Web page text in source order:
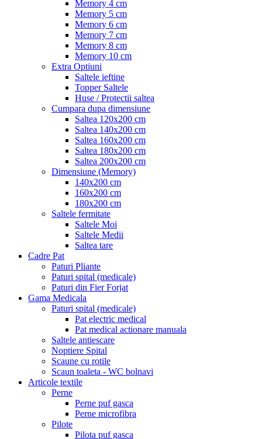
Memory 4 cm
Memory 5 cm
Memory 6 cm
Memory 7 cm
Memory 8 cm
Memory 10 cm
Extra Optiuni
Saltele ieftine
Topper Saltele
Huse / Protectii saltea
Cumpara dupa dimensiune
Saltea 120x200 cm
Saltea 140x200 cm
Saltea 160x200 cm
Saltea 180x200 cm
Saltea 200x200 cm
Dimensiune (Memory)
140x200 cm
160x200 cm
180x200 cm
Saltele fermitate
Saltele Moi
Saltele Medii
Saltea tare
Cadre Pat
Paturi Pliante
Paturi spital (medicale)
Paturi din Fier Forjat
Gama Medicala
Paturi spital (medicale)
Pat electric medical
Pat medical actionare manuala
Saltele antiescare
Noptiere Spital
Scaune cu rotile
Scaun toaleta - WC bolnavi
Articole textile
Perne
Perne puf gasca
Perne microfibra
Pilote
Pilota puf gasca